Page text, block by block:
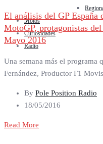
Motos
Curiosidades
Radio
El análisis del GP
MotoGP, protagonistas
Mayo 2016
Una semana más el programa
Fernández, Productor F1
By Pole Position Radio
18/05/2016
Read More